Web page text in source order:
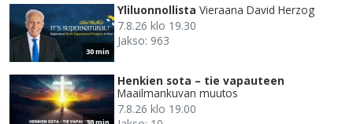
30 min
Yliluonnollista Vieraana David Herzog
7.8.26 klo 19.30
Jakso: 963
Henkien sota – tie vapauteen
Maailmankuvan muutos
7.8.26 klo 19.00